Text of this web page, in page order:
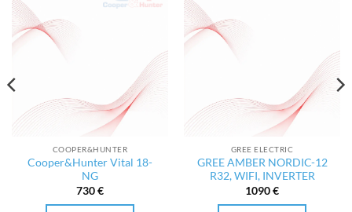
COOPER&HUNTER
Cooper&Hunter Vital 18-
NG
730€
GREE ELECTRIC
GREE AMBER NORDIC-12
R32, WIFI, INVERTER
1090€